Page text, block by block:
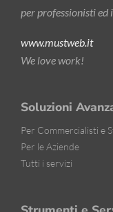
per professionisti ed
We love work!
www.mustweb.it
Soluzioni
Per Commercialisti e
Per le Aziende
Tutti i servizi